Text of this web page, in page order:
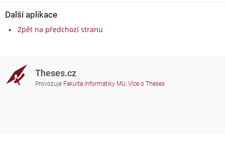
Další aplikace
Zpět na předchozí stranu
Theses.cz
Provozuje Fakulta informatiky MU, Více o Theses